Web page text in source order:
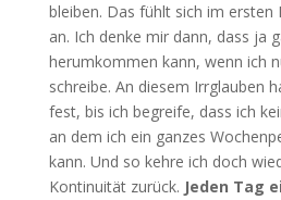
bleiben. Das fühlt sich im
an. Ich denke mir dann, dass ja
herumkommen kann, wenn ich
schreibe. An diesem Irrglauben
fest, bis ich begreife, dass ich
an dem ich ein ganzes
kann. Und so kehre ich doch
Kontinuität zurück. Jeden Tag